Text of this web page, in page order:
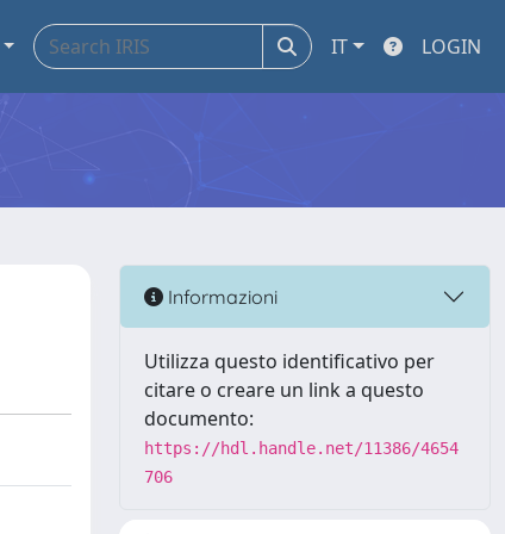
IT LOGIN
Informazioni
Utilizza questo identificativo per
citare o creare un link a questo
documento:
https://hdl.handle.net/11386/4654
706